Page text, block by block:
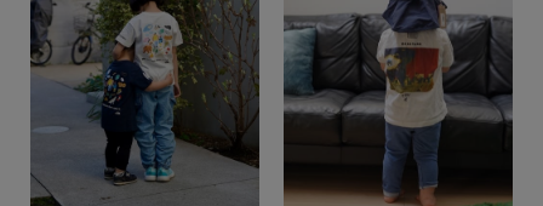
在庫
在庫あり 在庫なし含む